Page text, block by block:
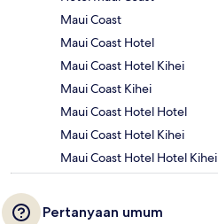
Maui Coast
Maui Coast Hotel
Maui Coast Hotel Kihei
Maui Coast Kihei
Maui Coast Hotel Hotel
Maui Coast Hotel Kihei
Maui Coast Hotel Hotel Kihei
Pertanyaan umum